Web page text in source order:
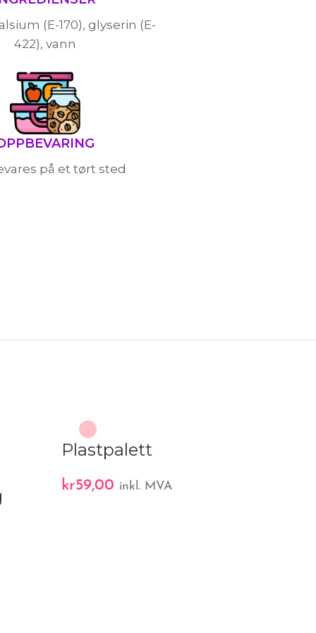
(E-170), glyserin (E-
422), vann
på et tørt sted
Plastpalett
kr59,00 inkl. MVA